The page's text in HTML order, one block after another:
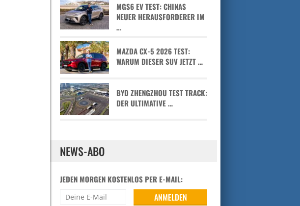
MGS6 EV TEST: CHINAS
NEUER HERAUSFORDERER IM
…
MAZDA CX-5 2026 TEST:
WARUM DIESER SUV JETZT …
BYD ZHENGZHOU TEST TRACK:
DER ULTIMATIVE …
NEWS-ABO
JEDEN MORGEN KOSTENLOS PER E-MAIL: